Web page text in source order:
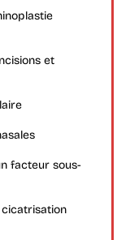
et
facteur sous-